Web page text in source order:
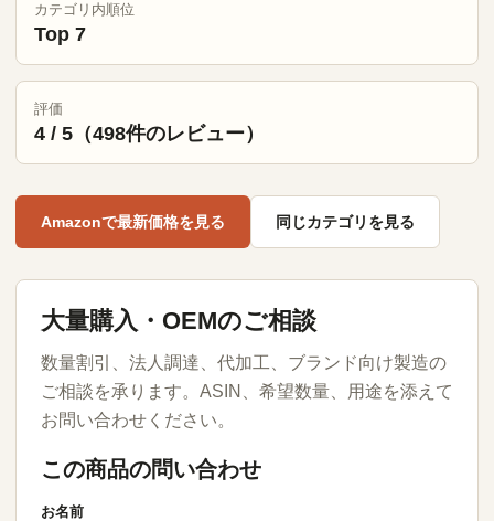
カテゴリ内順位
Top 7
評価
4 / 5（498件のレビュー）
Amazonで最新価格を見る 同じカテゴリを見る
大量購入・OEMのご相談
数量割引、法人調達、代加工、ブランド向け製造の
ご相談を承ります。ASIN、希望数量、用途を添えて
お問い合わせください。
この商品の問い合わせ
お名前